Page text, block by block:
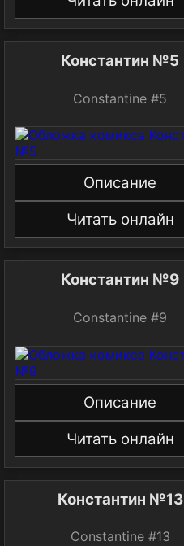
Константин №5
Constantine #5
Описание
Читать онлайн
Константин №9
Constantine #9
Описание
Читать онлайн
Константин №13
Constantine #13